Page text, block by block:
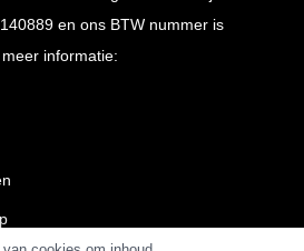
en ons BTW nummer is
informatie: